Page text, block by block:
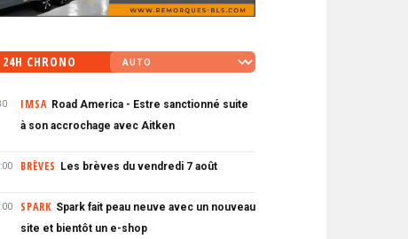
24H CHRONO
IMSA Road America - Estre sanctionné suite
à son accrochage avec Aitken
BRÈVES Les brèves du vendredi 7 août
SPARK Spark fait peau neuve avec un nouveau
site et bientôt un e-shop